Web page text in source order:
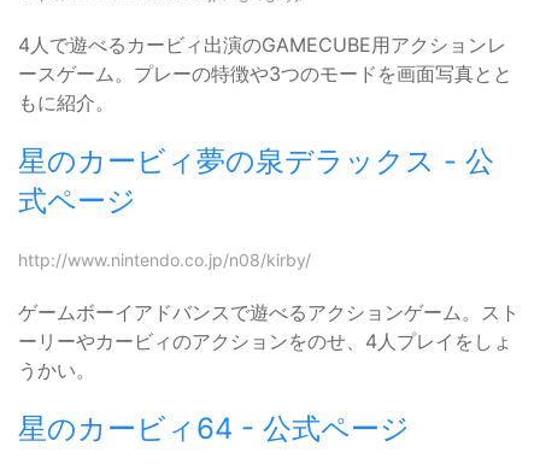
4人で遊べるカービィ出演のGAMECUBE用アクションレ
ースゲーム。プレーの特徴や3つのモードを画面写真とと
もに紹介。
星のカービィ夢の泉デラックス - 公
式ページ
http://www.nintendo.co.jp/n08/kirby/
ゲームボーイアドバンスで遊べるアクションゲーム。スト
ーリーやカービィのアクションをのせ、4人プレイをしょ
うかい。
星のカービィ64 - 公式ページ